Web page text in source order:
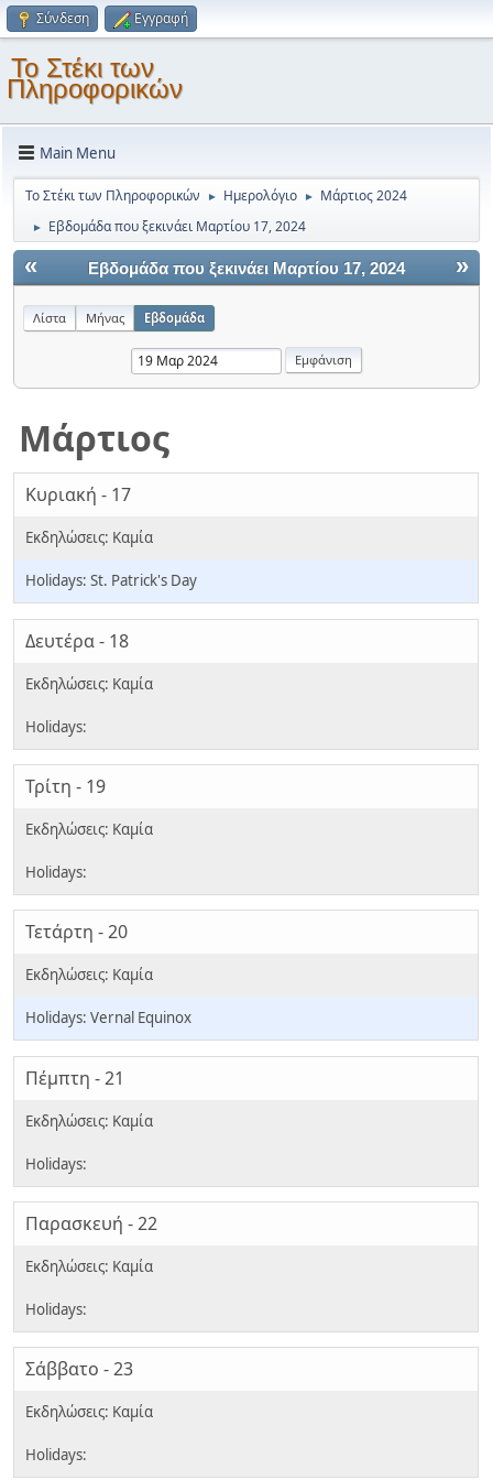
Σύνδεση Εγγραφή
Το Στέκι των
Πληροφορικών
Main Menu
Το Στέκι των Πληροφορικών ► Ημερολόγιο ► Μάρτιος 2024
► Εβδομάδα που ξεκινάει Μαρτίου 17, 2024
« »
Εβδομάδα που ξεκινάει Μαρτίου 17, 2024
Λίστα Μήνας Εβδομάδα
Μάρτιος
Κυριακή - 17
St. Patrick's Day
Δευτέρα - 18
Τρίτη - 19
Τετάρτη - 20
Vernal Equinox
Πέμπτη - 21
Παρασκευή - 22
Σάββατο - 23